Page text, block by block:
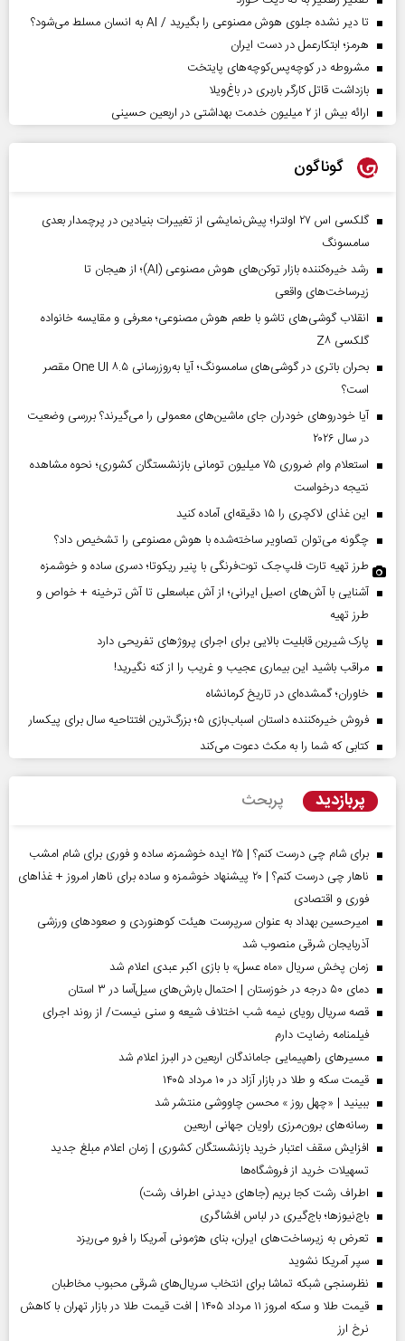
تا دیر نشده جلوی هوش مصنوعی را بگیرید / AI به انسان مسلط می‌شود؟
هرمز؛ ابتکارعمل در دست ایران
مشروطه در کوچه‌پس‌کوچه‌های پایتخت
بازداشت قاتل کارگر باربری در باغ‌ویلا
ارائه بیش از ۲ میلیون خدمت بهداشتی در اربعین حسینی
گوناگون
گلکسی اس ۲۷ اولترا؛ پیش‌نمایشی از تغییرات بنیادین در پرچمدار بعدی
سامسونگ
رشد خیره‌کننده بازار توکن‌های هوش مصنوعی (AI)؛ از هیجان تا
زیرساخت‌های واقعی
انقلاب گوشی‌های تاشو‌ با طعم هوش مصنوعی؛ معرفی و مقایسه خانواده
گلکسی Z۸
بحران باتری در گوشی‌های سامسونگ؛ آیا به‌روزرسانی One UI ۸.۵ مقصر
است؟
آیا خودروهای خودران جای ماشین‌های معمولی را می‌گیرند؟ بررسی وضعیت
در سال ۲۰۲۶
استعلام وام ضروری ۷۵ میلیون تومانی بازنشستگان کشوری؛ نحوه مشاهده
نتیجه درخواست
این غذای لاکچری را ۱۵ دقیقه‌ای آماده کنید
چگونه می‌توان تصاویر ساخته‌شده با هوش مصنوعی را تشخیص داد؟
طرز تهیه تارت فلپ‌جک توت‌فرنگی با پنیر ریکوتا؛ دسری ساده و خوشمزه
آشنایی با آش‌های اصیل ایرانی؛ از آش عباسعلی تا آش ترخینه + خواص و
طرز تهیه
پارک شیرین قابلیت‌ بالایی برای اجرای پروژهای تفریحی دارد
مراقب باشید این بیماری عجیب و غریب را از کنه نگیرید!
خاوران؛ گمشده‌ای در تاریخ کرمانشاه
فروش خیره‌کننده داستان اسباب‌بازی ۵؛ بزرگ‌ترین افتتاحیه سال برای پیکسار
کتابی که شما را به مکث دعوت می‌کند
پربازدید پربحث
برای شام چی درست کنم؟ | ۲۵ ایده خوشمزه، ساده و فوری برای شام امشب
ناهار چی درست کنم؟ | ۲۰ پیشنهاد خوشمزه و ساده برای ناهار امروز + غذاهای
فوری و اقتصادی
امیرحسین بهداد به عنوان سرپرست هیئت کوهنوردی و صعودهای ورزشی
آذربایجان شرقی منصوب شد
زمان پخش سریال «ماه عسل» با بازی اکبر عبدی اعلام شد
دمای ۵۰ درجه در خوزستان | احتمال بارش‌های سیل‌آسا در ۳ استان
قصه سریال رویای نیمه شب اختلاف شیعه و سنی نیست/ از روند اجرای
فیلمنامه رضایت دارم
مسیر‌های راهپیمایی جاماندگان اربعین در البرز اعلام شد
قیمت سکه و طلا در بازار آزاد در ۱۰ مرداد ۱۴۰۵
ببینید | «چهل روز » محسن چاووشی منتشر شد
رسانه‌های برون‌مرزی راویان جهانی اربعین
افزایش سقف اعتبار خرید بازنشستگان کشوری | زمان اعلام مبلغ جدید
تسهیلات خرید از فروشگاه‌ها
اطراف رشت کجا بریم (جاهای دیدنی اطراف رشت)
باج‌نیوزها؛ باج‌گیری در لباس افشاگری
تعرض به زیرساخت‌های ایران، بنای هژمونی آمریکا را فرو می‌ریزد
سپر آمریکا نشوید
نظرسنجی شبکه تماشا برای انتخاب سریال‌های شرقی محبوب مخاطبان
قیمت طلا و سکه امروز ۱۱ مرداد ۱۴۰۵ | افت قیمت طلا در بازار تهران با کاهش
نرخ ارز